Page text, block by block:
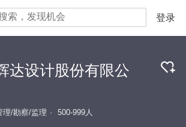
登录
达设计股份有限公
理/勘察/监理 500-999人